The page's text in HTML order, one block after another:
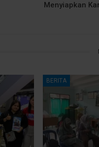
Menyiapkan
BERITA